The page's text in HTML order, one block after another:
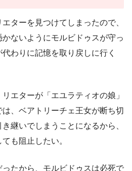
ターを見つけてしまったので、
ないようにモルビドゥスが守っ
わりに記憶を取り戻しに行く
エターが「エユラティオの娘」
、ベアトリーチェ王女が断ち切
継いでしまうことになるから、
も阻止したい。
たから、モルビドゥスは必死で